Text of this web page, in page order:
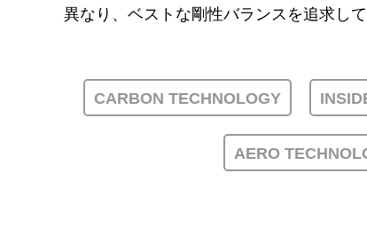
異なり、ベストな剛性バランスを追求して
CARBON TECHNOLOGY
AERO